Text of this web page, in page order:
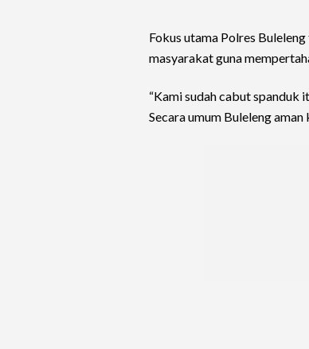
Fokus utama Polres
masyarakat guna
“Kami sudah cabut spanduk
Secara umum Buleleng